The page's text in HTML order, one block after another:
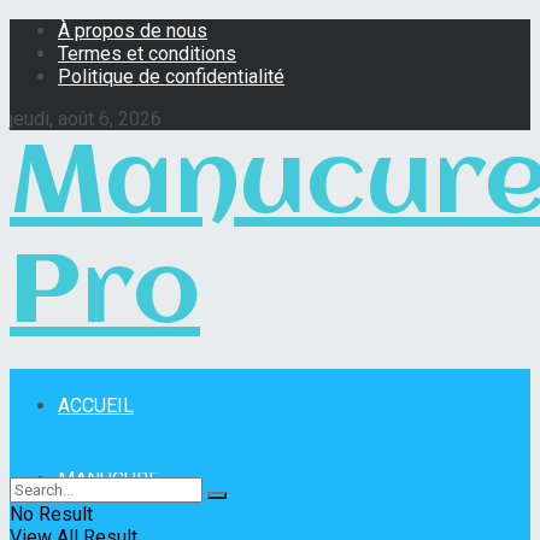
À propos de nous
Termes et conditions
Politique de confidentialité
jeudi, août 6, 2026
Pro
ACCUEIL
MANUCURE
No Result